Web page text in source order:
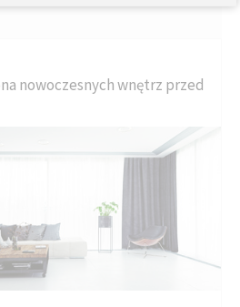
nowoczesnych wnętrz przed